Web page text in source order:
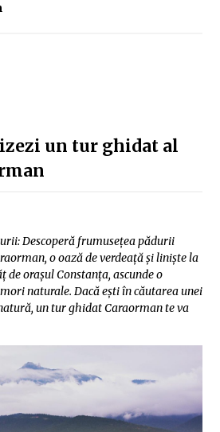
un tur ghidat al
Descoperă frumusețea pădurii
o oază de verdeață și liniște la
de orașul Constanța, ascunde o
naturale. Dacă ești în căutarea unei
un tur ghidat Caraorman te va